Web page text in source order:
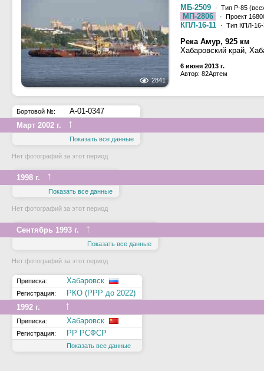
2841
МБ-2509 · Тип Р-85
МП-2806 · Проект
КПЛ-16-11 · Тип КПЛ-16-
Река Амур, 925 км
Хабаровский край,
6 июня 2013 г.
Автор: 82Артем
Бортовой №:
А-01-0347
Март 2002 г.
↑
Показать все данные
Нет фотографий за этот период
1998 г. ↑
Показать все данные
Нет фотографий за этот период
Сентябрь 1993 г. ↑
Показать все данные
Нет фотографий за этот период
Приписка: Хабаровск
Регистрация:
РКО (РРР до 2022)
1992 г.
↑
Приписка: Хабаровск
Регистрация: РР РСФСР
Показать все данные